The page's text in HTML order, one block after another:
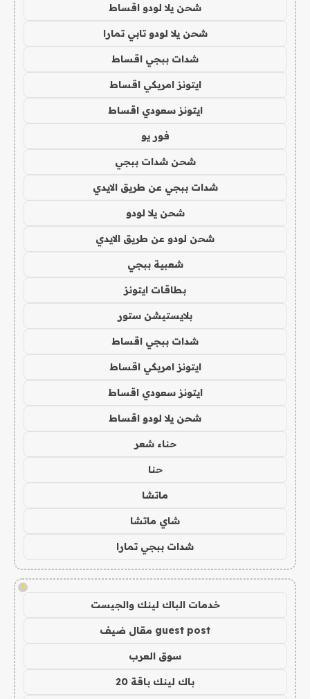
شحن يلا لودو اقساط
شحن يلا لودو تابي تمارا
شدات ببجي اقساط
ايتونز امريكي اقساط
ايتونز سعودي اقساط
فور يو
شحن شدات ببجي
شدات ببجي عن طريق الايدي
شحن يلا لودو
شحن لودو عن طريق الايدي
شعبية ببجي
بطاقات ايتونز
بلايستيشن ستور
شدات ببجي اقساط
ايتونز امريكي اقساط
ايتونز سعودي اقساط
شحن يلا لودو اقساط
حناء شعر
حنا
ماتشا
شاي ماتشا
شدات ببجي تمارا
!
خدمات الباك لينك والجيست
guest post مقال ضيف
سوق العرب
باك لينك باقة 20